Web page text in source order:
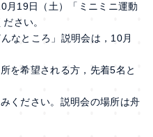
19日（土）「ミニミニ運動
さい。
なところ」説明会は，10月
れる方，先着5名と
。説明会の場所は舟